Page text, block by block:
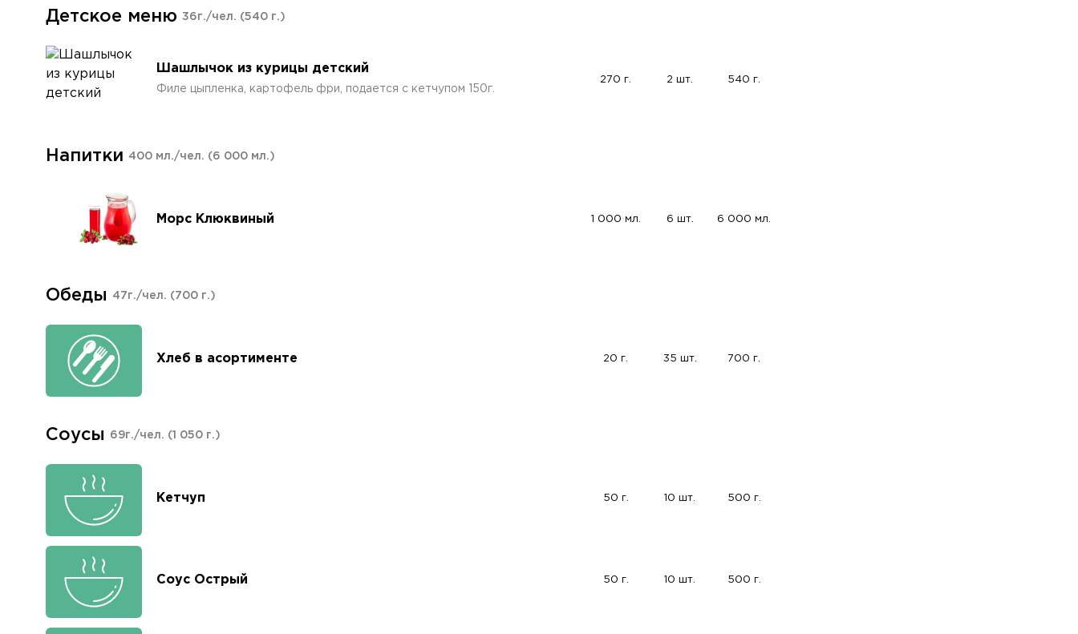
Детское меню 36г./чел. (540 г.)
Шашлычок из курицы детский
Филе цыпленка, картофель фри, подается с кетчупом 150г.
270 г. 2 шт. 540 г.
Напитки 400 мл./чел. (6 000 мл.)
Морс Клюквиный 1 000 мл. 6 шт. 6 000 мл.
Обеды 47г./чел. (700 г.)
Хлеб в асортименте 20 г. 35 шт. 700 г.
Соусы 69г./чел. (1 050 г.)
Кетчуп 50 г. 10 шт. 500 г.
Соус Острый 50 г. 10 шт. 500 г.